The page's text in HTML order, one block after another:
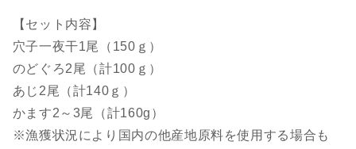
【セット内容】
穴子一夜干1尾（150ｇ）
のどぐろ2尾（計100ｇ）
あじ2尾（計140ｇ）
かます2～3尾（計160g）
※漁獲状況により国内の他産地原料を使用する場合も